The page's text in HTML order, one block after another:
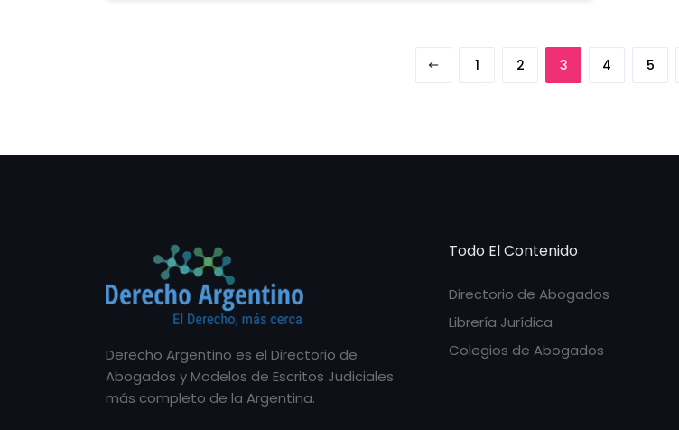
1 2 3 4 5
Derecho Argentino es el Directorio de
Abogados y Modelos de Escritos Judiciales
más completo de la Argentina.
Todo El Contenido
Directorio de Abogados
Librería Jurídica
Colegios de Abogados